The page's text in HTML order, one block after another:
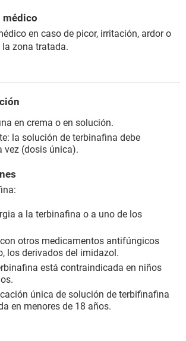
médico
en caso de picor, irritación, ardor o
zona tratada.
en crema o en solución.
la solución de terbinafina debe
vez (dosis única).
a la terbinafina o a uno de los
otros medicamentos antifúngicos
los derivados del imidazol.
está contraindicada en niños
única de solución de terbifinafina
en menores de 18 años.